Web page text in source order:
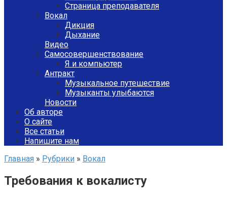
Страница преподавателя
Вокал
Дикция
Дыхание
Видео
Самосовершенствование
Я и компьютер
Антракт
Музыкальное путешествие
Музыканты улыбаются
Новости
Об авторе
О сайте
Все статьи
Напишите нам
Главная » Рубрики » Вокал
Требования к вокалисту